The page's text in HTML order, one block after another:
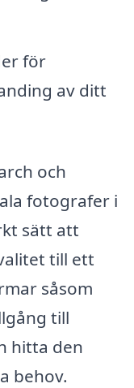
för
av ditt
och
fotografer i
sätt att
till ett
såsom
till
hitta den
behov.